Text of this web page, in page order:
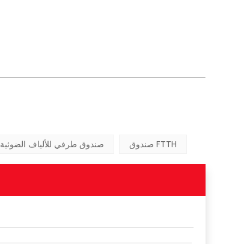
صندوق طرفي للألياف الضوئية صندوق FTTH